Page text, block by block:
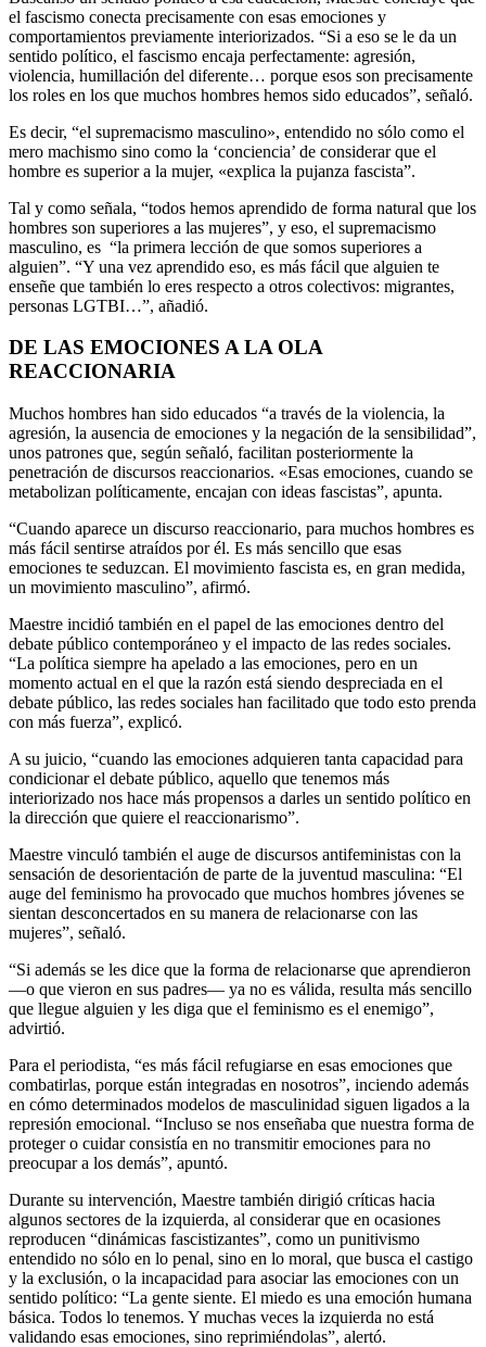
el fascismo conecta precisamente con esas emociones y
comportamientos previamente interiorizados. “Si a eso se le da un
sentido político, el fascismo encaja perfectamente: agresión,
violencia, humillación del diferente… porque esos son precisamente
los roles en los que muchos hombres hemos sido educados”, señaló.
Es decir, “el supremacismo masculino», entendido no sólo como el
mero machismo sino como la ‘conciencia’ de considerar que el
hombre es superior a la mujer, «explica la pujanza fascista”.
Tal y como señala, “todos hemos aprendido de forma natural que los
hombres son superiores a las mujeres”, y eso, el supremacismo
masculino, es “la primera lección de que somos superiores a
alguien”. “Y una vez aprendido eso, es más fácil que alguien te
enseñe que también lo eres respecto a otros colectivos: migrantes,
personas LGTBI…”, añadió.
DE LAS EMOCIONES A LA OLA
REACCIONARIA
Muchos hombres han sido educados “a través de la violencia, la
agresión, la ausencia de emociones y la negación de la sensibilidad”,
unos patrones que, según señaló, facilitan posteriormente la
penetración de discursos reaccionarios. «Esas emociones, cuando se
metabolizan políticamente, encajan con ideas fascistas”, apunta.
“Cuando aparece un discurso reaccionario, para muchos hombres es
más fácil sentirse atraídos por él. Es más sencillo que esas
emociones te seduzcan. El movimiento fascista es, en gran medida,
un movimiento masculino”, afirmó.
Maestre incidió también en el papel de las emociones dentro del
debate público contemporáneo y el impacto de las redes sociales.
“La política siempre ha apelado a las emociones, pero en un
momento actual en el que la razón está siendo despreciada en el
debate público, las redes sociales han facilitado que todo esto prenda
con más fuerza”, explicó.
A su juicio, “cuando las emociones adquieren tanta capacidad para
condicionar el debate público, aquello que tenemos más
interiorizado nos hace más propensos a darles un sentido político en
la dirección que quiere el reaccionarismo”.
Maestre vinculó también el auge de discursos antifeministas con la
sensación de desorientación de parte de la juventud masculina: “El
auge del feminismo ha provocado que muchos hombres jóvenes se
sientan desconcertados en su manera de relacionarse con las
mujeres”, señaló.
“Si además se les dice que la forma de relacionarse que aprendieron
—o que vieron en sus padres— ya no es válida, resulta más sencillo
que llegue alguien y les diga que el feminismo es el enemigo”,
advirtió.
Para el periodista, “es más fácil refugiarse en esas emociones que
combatirlas, porque están integradas en nosotros”, inciendo además
en cómo determinados modelos de masculinidad siguen ligados a la
represión emocional. “Incluso se nos enseñaba que nuestra forma de
proteger o cuidar consistía en no transmitir emociones para no
preocupar a los demás”, apuntó.
Durante su intervención, Maestre también dirigió críticas hacia
algunos sectores de la izquierda, al considerar que en ocasiones
reproducen “dinámicas fascistizantes”, como un punitivismo
entendido no sólo en lo penal, sino en lo moral, que busca el castigo
y la exclusión, o la incapacidad para asociar las emociones con un
sentido político: “La gente siente. El miedo es una emoción humana
básica. Todos lo tenemos. Y muchas veces la izquierda no está
validando esas emociones, sino reprimiéndolas”, alertó.